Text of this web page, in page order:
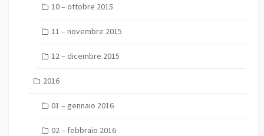
10 – ottobre 2015
11 – novembre 2015
12 – dicembre 2015
2016
01 – gennaio 2016
02 – febbraio 2016